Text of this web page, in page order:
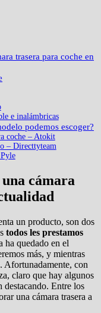
trasera para coche en
e inalámbricas
podemos escoger?
coche – Atokit
– Directtyteam
cámara
un producto, son dos
todos les prestamos
ha quedado en el
más, y mientras
Afortunadamente, con
claro que hay algunos
destacando. Entre los
una cámara trasera a